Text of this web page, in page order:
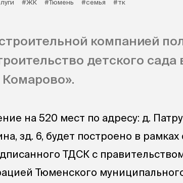
#ЖК #Тюмень #семья #тк
компанией
детского
на 520 мест по адресу: д.
зд. 6, будет построено в
ТДСК с
Тюменского